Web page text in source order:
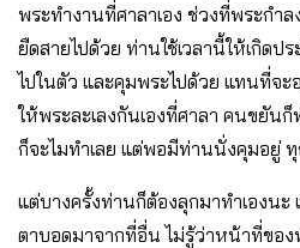
พระทำงานที่ศาลาเอง ช่วงที่พระกำ
ยืดสายไปด้วย ท่านใช้เวลานี้ให้เกิดป
ไปในตัว และคุมพระไปด้วย แทนที่จ
ให้พระละเลงกันเองที่ศาลา คนขยัน
ก็จะไมทำเลย แต่พอมีท่านนั่งคุมอยู่
แต่บางครั้งท่านก็ต้องลุกมาทำเองน
ตาบอดมาจากที่อื่น ไม่รู้ว่าหน้าที่ของ